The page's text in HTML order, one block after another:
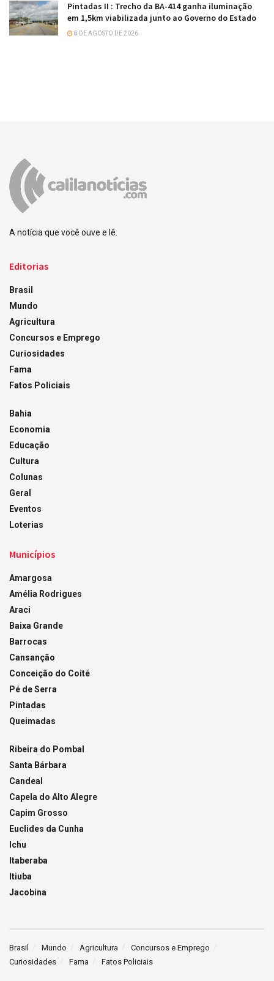
Pintadas II : Trecho da BA-414 ganha iluminação
em 1,5km viabilizada junto ao Governo do Estado
8 DE AGOSTO DE 2026
A notícia que você ouve e lê.
Editorias
Brasil
Mundo
Agricultura
Concursos e Emprego
Curiosidades
Fama
Fatos Policiais
Bahia
Economia
Educação
Cultura
Colunas
Geral
Eventos
Loterias
Municípios
Amargosa
Amélia Rodrigues
Araci
Baixa Grande
Barrocas
Cansanção
Conceição do Coité
Pé de Serra
Pintadas
Queimadas
Ribeira do Pombal
Santa Bárbara
Candeal
Capela do Alto Alegre
Capim Grosso
Euclides da Cunha
Ichu
Itaberaba
Itiuba
Jacobina
Brasil Mundo Agricultura
Concursos e Emprego
Curiosidades
Fama Fatos Policiais